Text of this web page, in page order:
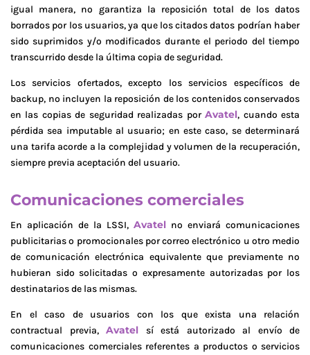
igual manera, no garantiza la reposición total de los datos
borrados por los usuarios, ya que los citados datos podrían haber
sido suprimidos y/o modificados durante el periodo del tiempo
transcurrido desde la última copia de seguridad.
Los servicios ofertados, excepto los servicios específicos de
backup, no incluyen la reposición de los contenidos conservados
en las copias de seguridad realizadas porAvatel, cuando esta
pérdida sea imputable al usuario; en este caso, se determinará
una tarifa acorde a la complejidad y volumen de la recuperación,
siempre previa aceptación del usuario.
Comunicaciones comerciales
En aplicación de la LSSI, Avatel no enviará comunicaciones
publicitarias o promocionales por correo electrónico u otro medio
de comunicación electrónica equivalente que previamente no
hubieran sido solicitadas o expresamente autorizadas por los
destinatarios de las mismas.
En el caso de usuarios con los que exista una relación
contractual previa, Avatel sí está autorizado al envío de
comunicaciones comerciales referentes a productos o servicios